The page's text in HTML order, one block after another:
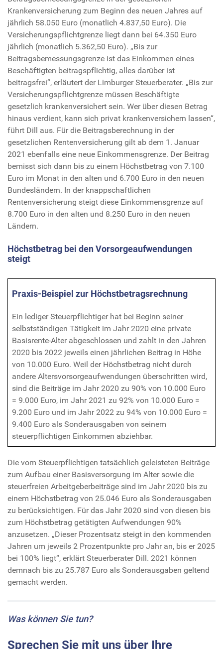
Krankenversicherung zum Beginn des neuen Jahres auf
jährlich 58.050 Euro (monatlich 4.837,50 Euro). Die
Versicherungspflichtgrenze liegt dann bei 64.350 Euro
jährlich (monatlich 5.362,50 Euro). „Bis zur
Beitragsbemessungsgrenze ist das Einkommen eines
Beschäftigten beitragspflichtig, alles darüber ist
beitragsfrei“, erläutert der Limburger Steuerberater. „Bis zur
Versicherungspflichtgrenze müssen Beschäftigte
gesetzlich krankenversichert sein. Wer über diesen Betrag
hinaus verdient, kann sich privat krankenversichern lassen“,
führt Dill aus. Für die Beitragsberechnung in der
gesetzlichen Rentenversicherung gilt ab dem 1. Januar
2021 ebenfalls eine neue Einkommensgrenze. Der Beitrag
bemisst sich dann bis zu einem Höchstbetrag von 7.100
Euro im Monat in den alten und 6.700 Euro in den neuen
Bundesländern. In der knappschaftlichen
Rentenversicherung steigt diese Einkommensgrenze auf
8.700 Euro in den alten und 8.250 Euro in den neuen
Ländern.
Höchstbetrag bei den Vorsorgeaufwendungen
steigt
Praxis-Beispiel zur Höchstbetragsrechnung
Ein lediger Steuerpflichtiger hat bei Beginn seiner
selbstständigen Tätigkeit im Jahr 2020 eine private
Basisrente-Alter abgeschlossen und zahlt in den Jahren
2020 bis 2022 jeweils einen jährlichen Beitrag in Höhe
von 10.000 Euro. Weil der Höchstbetrag nicht durch
andere Altersvorsorgeaufwendungen überschritten wird,
sind die Beiträge im Jahr 2020 zu 90% von 10.000 Euro
= 9.000 Euro, im Jahr 2021 zu 92% von 10.000 Euro =
9.200 Euro und im Jahr 2022 zu 94% von 10.000 Euro =
9.400 Euro als Sonderausgaben von seinem
steuerpflichtigen Einkommen abziehbar.
Die vom Steuerpflichtigen tatsächlich geleisteten Beiträge
zum Aufbau einer Basisversorgung im Alter sowie die
steuerfreien Arbeitgeberbeiträge sind im Jahr 2020 bis zu
einem Höchstbetrag von 25.046 Euro als Sonderausgaben
zu berücksichtigen. Für das Jahr 2020 sind von diesen bis
zum Höchstbetrag getätigten Aufwendungen 90%
anzusetzen. „Dieser Prozentsatz steigt in den kommenden
Jahren um jeweils 2 Prozentpunkte pro Jahr an, bis er 2025
bei 100% liegt“, erklärt Steuerberater Dill. 2021 können
demnach bis zu 25.787 Euro als Sonderausgaben geltend
gemacht werden.
Was können Sie tun?
Sprechen Sie mit uns über Ihre